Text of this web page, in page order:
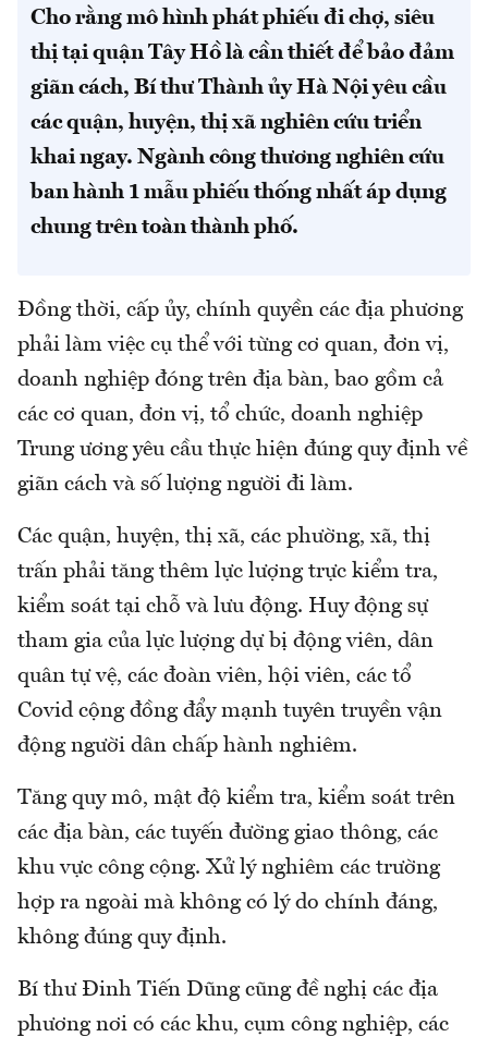
Cho rằng mô hình phát phiếu đi chợ, siêu
thị tại quận Tây Hồ là cần thiết để bảo đảm
giãn cách, Bí thư Thành ủy Hà Nội yêu cầu
các quận, huyện, thị xã nghiên cứu triển
khai ngay. Ngành công thương nghiên cứu
ban hành 1 mẫu phiếu thống nhất áp dụng
chung trên toàn thành phố.
Đồng thời, cấp ủy, chính quyền các địa phương
phải làm việc cụ thể với từng cơ quan, đơn vị,
doanh nghiệp đóng trên địa bàn, bao gồm cả
các cơ quan, đơn vị, tổ chức, doanh nghiệp
Trung ương yêu cầu thực hiện đúng quy định về
giãn cách và số lượng người đi làm.
Các quận, huyện, thị xã, các phường, xã, thị
trấn phải tăng thêm lực lượng trực kiểm tra,
kiểm soát tại chỗ và lưu động. Huy động sự
tham gia của lực lượng dự bị động viên, dân
quân tự vệ, các đoàn viên, hội viên, các tổ
Covid cộng đồng đẩy mạnh tuyên truyền vận
động người dân chấp hành nghiêm.
Tăng quy mô, mật độ kiểm tra, kiểm soát trên
các địa bàn, các tuyến đường giao thông, các
khu vực công cộng. Xử lý nghiêm các trường
hợp ra ngoài mà không có lý do chính đáng,
không đúng quy định.
Bí thư Đinh Tiến Dũng cũng đề nghị các địa
phương nơi có các khu, cụm công nghiệp, các